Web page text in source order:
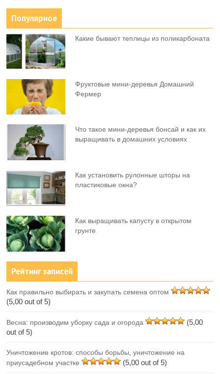
Популярное
Какие бывают теплицы из поликарбоната
Фруктовыe мини-деревья Домашний
Фермер
Что такое мини-деревья бонсай и как их
выращивать в домашних условиях
Как установить рулонные шторы на
пластиковые окна?
Как выращивать капусту в открытом
грунте
Рейтинг записей
Как правильно выбирать и закупать семена оптом
(5,00 out of 5)
Весна: производим уборку сада и огорода
(5,00
out of 5)
Уничтожение кротов: способы борьбы, уничтожение на
приусадебном участке
(5,00 out of 5)